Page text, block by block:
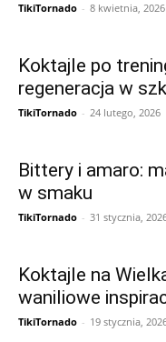
TikiTornado - 8 kwietnia, 2026
Koktajle po
regeneracja w
TikiTornado - 24 lutego, 2026
Bittery i amaro:
w smaku
TikiTornado - 31 stycznia,
Koktajle na
waniliowe
TikiTornado - 19 stycznia,